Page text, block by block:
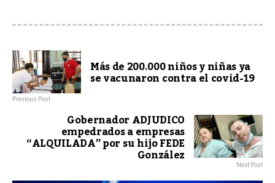
Más de 200.000 niños y niñas ya
se vacunaron contra el covid-19
Previous Post
Gobernador ADJUDICO
empedrados a empresas
“ALQUILADA” por su hijo FEDE
González Next Post